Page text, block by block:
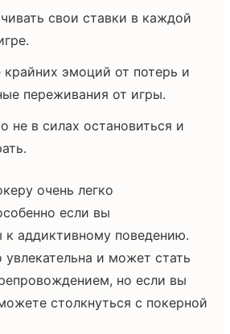
свои ставки в каждой
крайних эмоций от потерь и
переживания от игры.
не в силах остановиться и
очень легко
если вы
к аддиктивному поведению.
и может стать
но если вы
столкнуться с покерной